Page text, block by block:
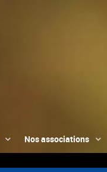
Nos associations